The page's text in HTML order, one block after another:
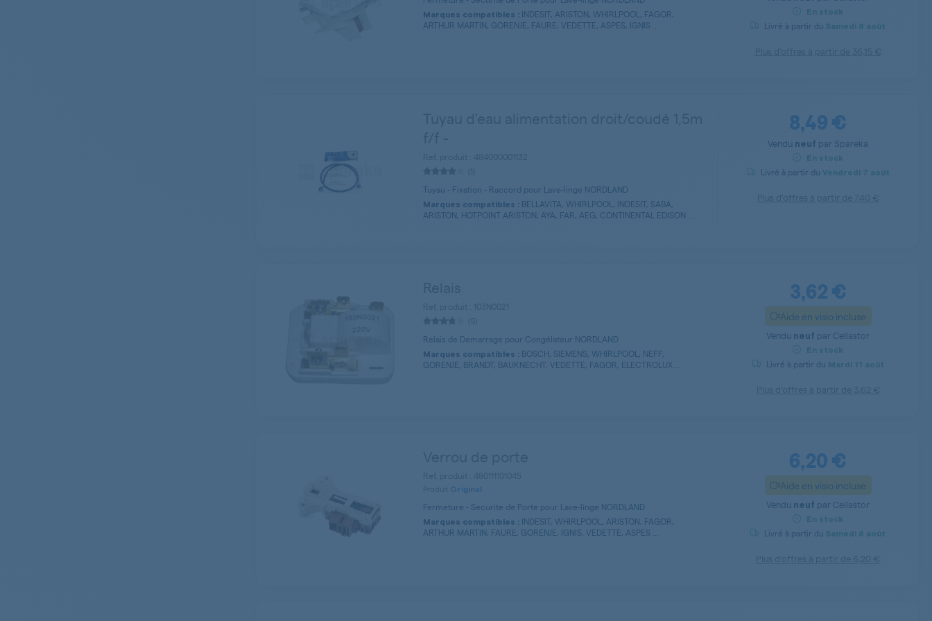
Marques compatibles : INDESIT, ARISTON, WHIRLPOOL, FAGOR,
ARTHUR MARTIN, GORENJE, FAURE, VEDETTE, ASPES, IGNIS ...
En stock
Livré à partir du Samedi 8 août
Tuyau - Fixation - Raccord pour Lave-linge NORDLAND
Marques compatibles : BELLAVITA, WHIRLPOOL, INDESIT, SABA,
ARISTON, HOTPOINT ARISTON, AYA, FAR, AEG, CONTINENTAL EDISON ...
8,49 €
Vendu neuf par Spareka
En stock
Livré à partir du Vendredi 7 août
Relais de Demarrage pour Congélateur NORDLAND
Marques compatibles : BOSCH, SIEMENS, WHIRLPOOL, NEFF,
GORENJE, BRANDT, BAUKNECHT, VEDETTE, FAGOR, ELECTROLUX ...
3,62 €
Aide en visio incluse
Vendu neuf par Cellastor
En stock
Livré à partir du Mardi 11 août
Original
Fermeture - Securite de Porte pour Lave-linge NORDLAND
Marques compatibles : INDESIT, WHIRLPOOL, ARISTON, FAGOR,
ARTHUR MARTIN, FAURE, GORENJE, IGNIS, VEDETTE, ASPES ...
6,20 €
Aide en visio incluse
Vendu neuf par Cellastor
En stock
Livré à partir du Samedi 8 août